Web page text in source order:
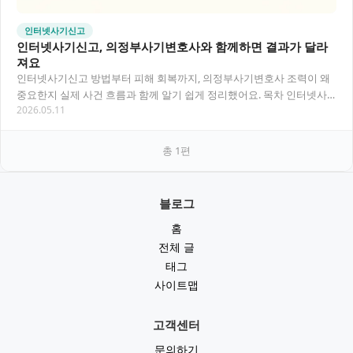
인터넷사기신고
인터넷사기신고, 의정부사기변호사와 함께하면 결과가 달라
져요
인터넷사기신고 방법부터 피해 회복까지, 의정부사기변호사 조력이 왜
중요한지 실제 사건 흐름과 함께 알기 쉽게 정리했어요. 목차 인터넷사
기신고란 무엇인가요? 피해 유형별 신고 절차와…
2026.05.11
총 1편
블로그
홈
전체 글
태그
사이트맵
고객센터
문의하기